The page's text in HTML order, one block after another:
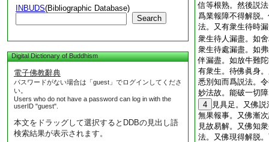
INBUDS(Bibliographic Database)
Search
Digital Dictionary of Buddhism
電子佛教辭典
パスワードがない場合は「guest」でログインしてくださ
い。
Users who do not have a password can log in with the
userID "guest".
本文をドラッグして選択するとDDBの見出し語
検索結果が表示されます。
信等根熟。然後説
爲業報障不得解脱
法。又有衆生待時
衆生待人漏盡。如
衆生待處漏盡。如
伴漏盡。如放牛難
有衆生。待佛眞身
悉別知而爲説法。
妙法故。能破一切
4
見具足。又佛
無果報事。又佛漸
見故易解。又佛知
法。又佛現得解脱